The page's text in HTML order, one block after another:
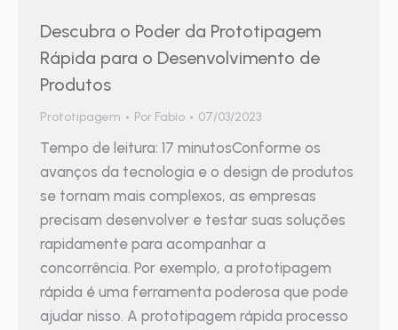
Descubra o Poder da Prototipagem
Rápida para o Desenvolvimento de
Produtos
Prototipagem Por Fabio 07/03/2023
Tempo de leitura: 17 minutosConforme os
avanços da tecnologia e o design de produtos
se tornam mais complexos, as empresas
precisam desenvolver e testar suas soluções
rapidamente para acompanhar a
concorrência. Por exemplo, a prototipagem
rápida é uma ferramenta poderosa que pode
ajudar nisso. A prototipagem rápida processo